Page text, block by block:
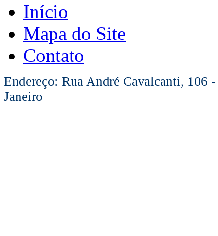
Início
Mapa do Site
Contato
Endereço: Rua André Cavalcanti, 106
Janeiro